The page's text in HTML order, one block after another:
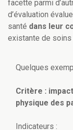
facette parmi
d’évaluation
santé dans leur
existante de
Quelques
Critère :
physique des
Indicateurs :